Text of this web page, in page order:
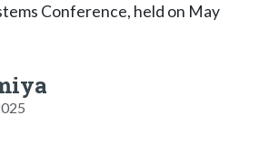
Conference, held on May